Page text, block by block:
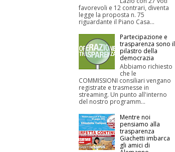
favorevoli e 12 contrari, diventa
legge la proposta n. 75
riguardante il Piano Casa...
Partecipazione e
trasparenza sono il
pilastro della
democrazia
Abbiamo richiesto
che le
COMMISSIONI consiliari vengano
registrate e trasmesse in
streaming. Un punto all'interno
del nostro programm...
Mentre noi
pensiamo alla
trasparenza
Giachetti imbarca
gli amici di